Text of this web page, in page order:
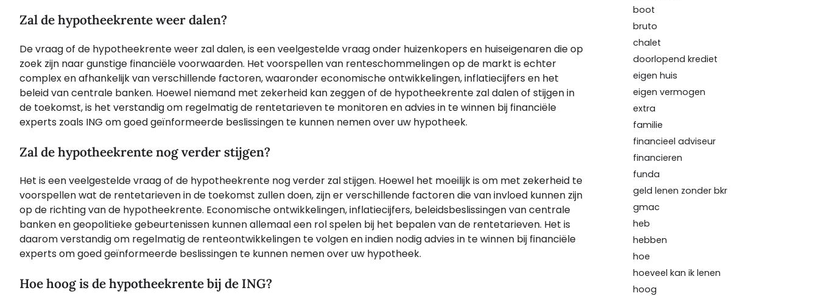
Zal de hypotheekrente weer dalen?
De vraag of de hypotheekrente weer zal dalen, is een veelgestelde vraag onder huizenkopers en huiseigenaren die op
zoek zijn naar gunstige financiële voorwaarden. Het voorspellen van renteschommelingen op de markt is echter
complex en afhankelijk van verschillende factoren, waaronder economische ontwikkelingen, inflatiecijfers en het
beleid van centrale banken. Hoewel niemand met zekerheid kan zeggen of de hypotheekrente zal dalen of stijgen in
de toekomst, is het verstandig om regelmatig de rentetarieven te monitoren en advies in te winnen bij financiële
experts zoals ING om goed geïnformeerde beslissingen te kunnen nemen over uw hypotheek.
Zal de hypotheekrente nog verder stijgen?
Het is een veelgestelde vraag of de hypotheekrente nog verder zal stijgen. Hoewel het moeilijk is om met zekerheid te
voorspellen wat de rentetarieven in de toekomst zullen doen, zijn er verschillende factoren die van invloed kunnen zijn
op de richting van de hypotheekrente. Economische ontwikkelingen, inflatiecijfers, beleidsbeslissingen van centrale
banken en geopolitieke gebeurtenissen kunnen allemaal een rol spelen bij het bepalen van de rentetarieven. Het is
daarom verstandig om regelmatig de renteontwikkelingen te volgen en indien nodig advies in te winnen bij financiële
experts om goed geïnformeerde beslissingen te kunnen nemen over uw hypotheek.
Hoe hoog is de hypotheekrente bij de ING?
boot
bruto
chalet
doorlopend krediet
eigen huis
eigen vermogen
extra
familie
financieel adviseur
financieren
funda
geld lenen zonder bkr
gmac
heb
hebben
hoe
hoeveel kan ik lenen
hoog